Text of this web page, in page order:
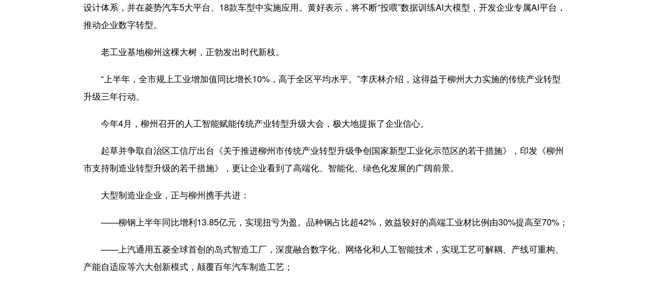
设计体系，并在菱势汽车5大平台、18款车型中实施应用。黄好表示，将不断“投喂”数据训练AI大模型，开发企业专属AI平台，
推动企业数字转型。
老工业基地柳州这棵大树，正勃发出时代新枝。
“上半年，全市规上工业增加值同比增长10%，高于全区平均水平。”李庆林介绍，这得益于柳州大力实施的传统产业转型
升级三年行动。
今年4月，柳州召开的人工智能赋能传统产业转型升级大会，极大地提振了企业信心。
起草并争取自治区工信厅出台《关于推进柳州市传统产业转型升级争创国家新型工业化示范区的若干措施》，印发《柳州
市支持制造业转型升级的若干措施》，更让企业看到了高端化、智能化、绿色化发展的广阔前景。
大型制造业企业，正与柳州携手共进：
——柳钢上半年同比增利13.85亿元，实现扭亏为盈。品种钢占比超42%，效益较好的高端工业材比例由30%提高至70%；
——上汽通用五菱全球首创的岛式智造工厂，深度融合数字化、网络化和人工智能技术，实现工艺可解耦、产线可重构、
产能自适应等六大创新模式，颠覆百年汽车制造工艺；